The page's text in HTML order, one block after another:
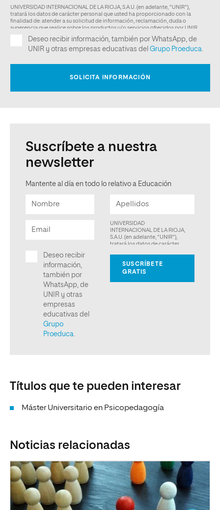
Suscríbete a nuestra
newsletter
Mantente al día en todo lo relativo a Educación
Títulos que te pueden interesar
Máster Universitario en Psicopedagogía
Noticias relacionadas